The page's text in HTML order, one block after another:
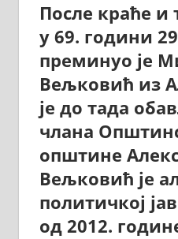
После краће и
у 69. години
преминуо је
Вељковић из
је до тада
члана
општине
Вељковић је
политичкој
од 2012.